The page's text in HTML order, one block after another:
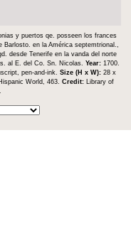
y puertos qe. posseen los frances
en la América septemtrional.,
desde Tenerife en la vanda del norte
al E. del Co. Sn. Nicolas. Year: 1700.
pen-and-ink. Size (H x W): 28 x
World, 463. Credit:
Library of